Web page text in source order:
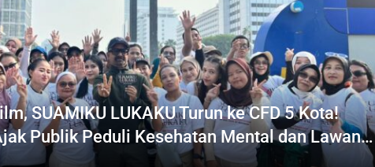
SUAMIKU LUKAKU Turun ke CFD 5 Kota!
Publik Peduli Kesehatan Mental dan Lawan